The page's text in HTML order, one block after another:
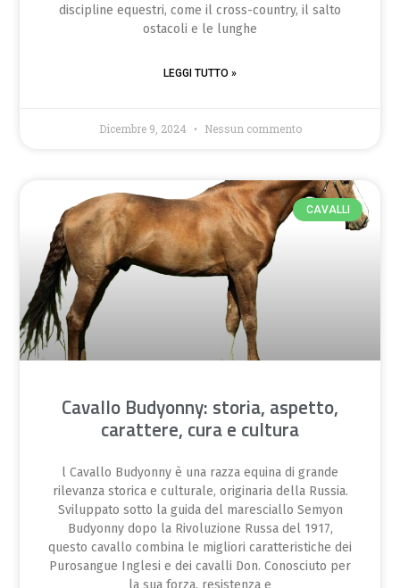
discipline equestri, come il cross-country, il salto
ostacoli e le lunghe
LEGGI TUTTO »
Dicembre 9, 2024 Nessun commento
CAVALLI
Cavallo Budyonny: storia, aspetto,
carattere, cura e cultura
l Cavallo Budyonny è una razza equina di grande
rilevanza storica e culturale, originaria della Russia.
Sviluppato sotto la guida del maresciallo Semyon
Budyonny dopo la Rivoluzione Russa del 1917,
questo cavallo combina le migliori caratteristiche dei
Purosangue Inglesi e dei cavalli Don. Conosciuto per
la sua forza, resistenza e